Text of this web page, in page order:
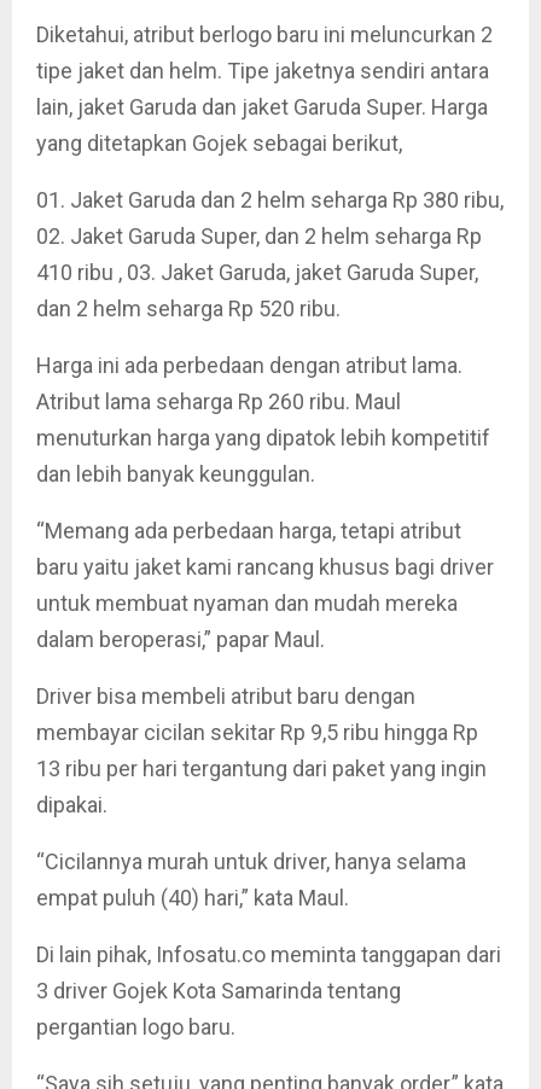
Diketahui, atribut berlogo baru ini meluncurkan 2
tipe jaket dan helm. Tipe jaketnya sendiri antara
lain, jaket Garuda dan jaket Garuda Super. Harga
yang ditetapkan Gojek sebagai berikut,
01. Jaket Garuda dan 2 helm seharga Rp 380 ribu,
02. Jaket Garuda Super, dan 2 helm seharga Rp
410 ribu , 03. Jaket Garuda, jaket Garuda Super,
dan 2 helm seharga Rp 520 ribu.
Harga ini ada perbedaan dengan atribut lama.
Atribut lama seharga Rp 260 ribu. Maul
menuturkan harga yang dipatok lebih kompetitif
dan lebih banyak keunggulan.
“Memang ada perbedaan harga, tetapi atribut
baru yaitu jaket kami rancang khusus bagi driver
untuk membuat nyaman dan mudah mereka
dalam beroperasi,” papar Maul.
Driver bisa membeli atribut baru dengan
membayar cicilan sekitar Rp 9,5 ribu hingga Rp
13 ribu per hari tergantung dari paket yang ingin
dipakai.
“Cicilannya murah untuk driver, hanya selama
empat puluh (40) hari,” kata Maul.
Di lain pihak, Infosatu.co meminta tanggapan dari
3 driver Gojek Kota Samarinda tentang
pergantian logo baru.
“Saya sih setuju, yang penting banyak order,” kata